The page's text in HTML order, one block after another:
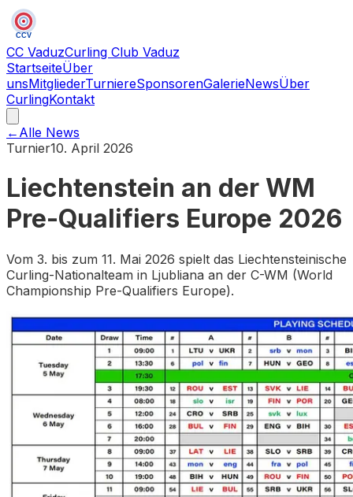
CCV
CC VaduzCurling Club Vaduz
StartseiteÜber
unsMitgliederTurniereSponsorenGalerieNewsÜber
CurlingKontakt
← Alle News
Turnier10. April 2026
Liechtenstein an der WM
Pre-Qualifiers Europe 2026
Vom 3. bis zum 11. Mai 2026 spielt das Liechtensteinische
Curling-Nationalteam in Ljubliana an der C-WM (World
Championship Pre-Qualifiers Europe).